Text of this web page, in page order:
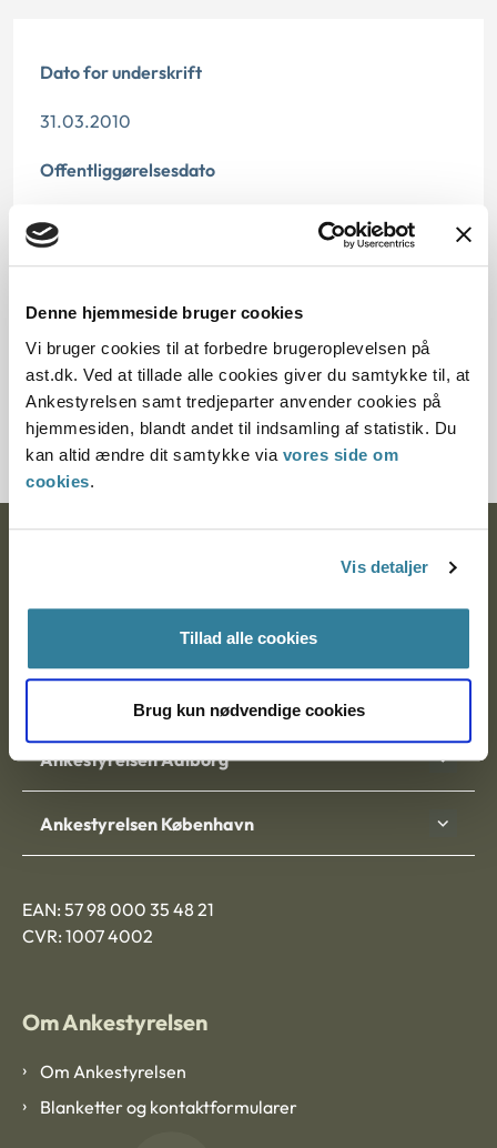
Denne hjemmeside bruger cookies
Vi bruger cookies til at forbedre brugeroplevelsen på
ast.dk. Ved at tillade alle cookies giver du samtykke til, at
Ankestyrelsen samt tredjeparter anvender cookies på
hjemmesiden, blandt andet til indsamling af statistik. Du
kan altid ændre dit samtykke via vores side om
cookies.
Vis detaljer
Tillad alle cookies
Brug kun nødvendige cookies
Dato for underskrift
31.03.2010
Offentliggørelsesdato
10.07.2013
Paragraf
§ 85 § 96 § 82 § 14 § 100
Journalnummer
3500472-09
9000 Aalborg
Ankestyrelsen Aalborg
Ankestyrelsen København
EAN: 57 98 000 35 48 21
CVR: 1007 4002
Om Ankestyrelsen
Om Ankestyrelsen
Blanketter og kontaktformularer